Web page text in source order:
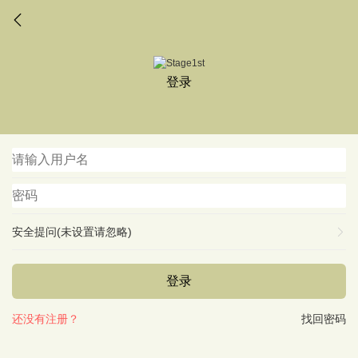
登录
安全提问(未设置请忽略)
登录
找回密码
还没有注册？